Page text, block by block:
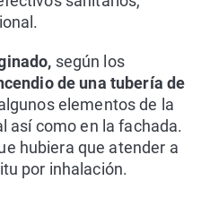
según los
de una tubería de
elementos de la
así como en la fachada.
hubiera que atender a
por inhalación.